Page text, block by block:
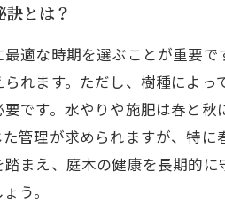
とは？
適な時期を選ぶことが重要
れます。ただし、樹種によ
です。水やりや施肥は春と
管理が求められますが、特
まえ、庭木の健康を長期的
う。